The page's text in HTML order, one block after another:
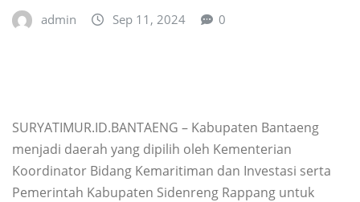
admin Sep 11, 2024 0
SURYATIMUR.ID.BANTAENG – Kabupaten Bantaeng
menjadi daerah yang dipilih oleh Kementerian
Koordinator Bidang Kemaritiman dan Investasi serta
Pemerintah Kabupaten Sidenreng Rappang untuk